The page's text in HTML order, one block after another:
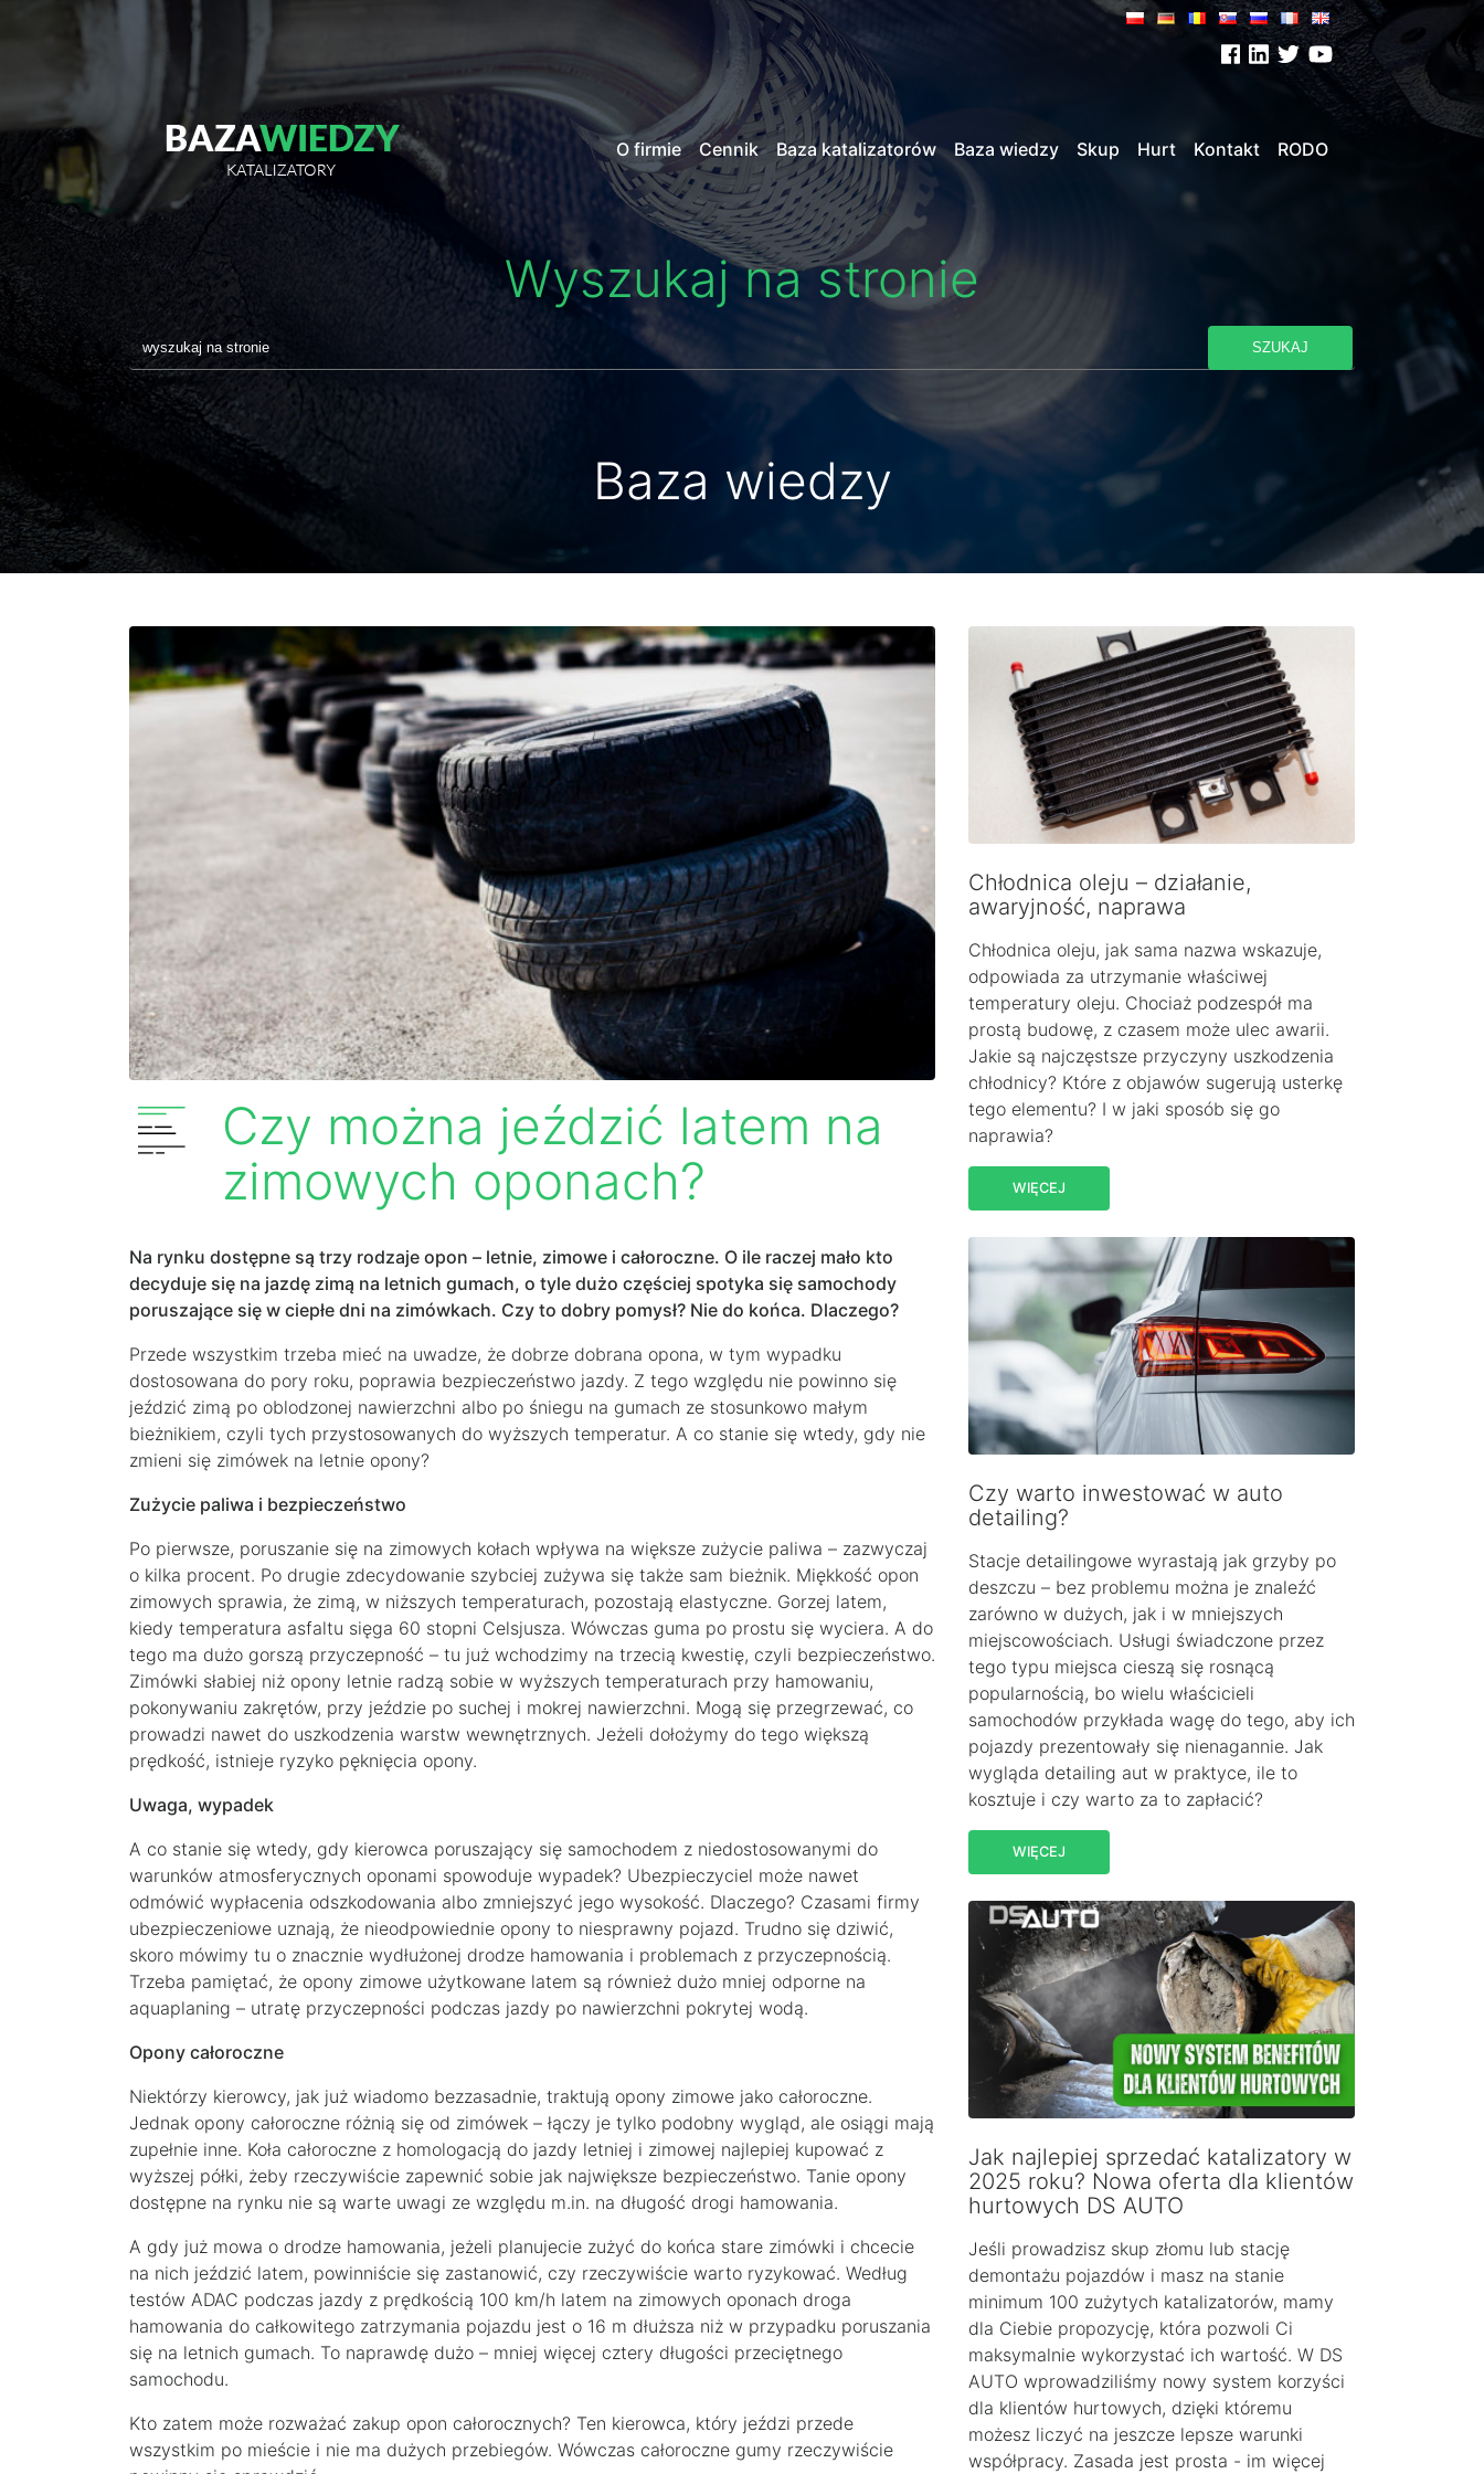
O firmie Cennik Baza katalizatorów Baza wiedzy Skup Hurt Kontakt RODO
Wyszukaj na stronie
SZUKAJ
Baza wiedzy
Czy można jeździć latem na
zimowych oponach?
Na rynku dostępne są trzy rodzaje opon – letnie, zimowe i całoroczne. O ile raczej mało kto
decyduje się na jazdę zimą na letnich gumach, o tyle dużo częściej spotyka się samochody
poruszające się w ciepłe dni na zimówkach. Czy to dobry pomysł? Nie do końca. Dlaczego?
Przede wszystkim trzeba mieć na uwadze, że dobrze dobrana opona, w tym wypadku
dostosowana do pory roku, poprawia bezpieczeństwo jazdy. Z tego względu nie powinno się
jeździć zimą po oblodzonej nawierzchni albo po śniegu na gumach ze stosunkowo małym
bieżnikiem, czyli tych przystosowanych do wyższych temperatur. A co stanie się wtedy, gdy nie
zmieni się zimówek na letnie opony?
Zużycie paliwa i bezpieczeństwo
Po pierwsze, poruszanie się na zimowych kołach wpływa na większe zużycie paliwa – zazwyczaj
o kilka procent. Po drugie zdecydowanie szybciej zużywa się także sam bieżnik. Miękkość opon
zimowych sprawia, że zimą, w niższych temperaturach, pozostają elastyczne. Gorzej latem,
kiedy temperatura asfaltu sięga 60 stopni Celsjusza. Wówczas guma po prostu się wyciera. A do
tego ma dużo gorszą przyczepność – tu już wchodzimy na trzecią kwestię, czyli bezpieczeństwo.
Zimówki słabiej niż opony letnie radzą sobie w wyższych temperaturach przy hamowaniu,
pokonywaniu zakrętów, przy jeździe po suchej i mokrej nawierzchni. Mogą się przegrzewać, co
prowadzi nawet do uszkodzenia warstw wewnętrznych. Jeżeli dołożymy do tego większą
prędkość, istnieje ryzyko pęknięcia opony.
Uwaga, wypadek
A co stanie się wtedy, gdy kierowca poruszający się samochodem z niedostosowanymi do
warunków atmosferycznych oponami spowoduje wypadek? Ubezpieczyciel może nawet
odmówić wypłacenia odszkodowania albo zmniejszyć jego wysokość. Dlaczego? Czasami firmy
ubezpieczeniowe uznają, że nieodpowiednie opony to niesprawny pojazd. Trudno się dziwić,
skoro mówimy tu o znacznie wydłużonej drodze hamowania i problemach z przyczepnością.
Trzeba pamiętać, że opony zimowe użytkowane latem są również dużo mniej odporne na
aquaplaning – utratę przyczepności podczas jazdy po nawierzchni pokrytej wodą.
Opony całoroczne
Niektórzy kierowcy, jak już wiadomo bezzasadnie, traktują opony zimowe jako całoroczne.
Jednak opony całoroczne różnią się od zimówek – łączy je tylko podobny wygląd, ale osiągi mają
zupełnie inne. Koła całoroczne z homologacją do jazdy letniej i zimowej najlepiej kupować z
wyższej półki, żeby rzeczywiście zapewnić sobie jak największe bezpieczeństwo. Tanie opony
dostępne na rynku nie są warte uwagi ze względu m.in. na długość drogi hamowania.
A gdy już mowa o drodze hamowania, jeżeli planujecie zużyć do końca stare zimówki i chcecie
na nich jeździć latem, powinniście się zastanowić, czy rzeczywiście warto ryzykować. Według
testów ADAC podczas jazdy z prędkością 100 km/h latem na zimowych oponach droga
hamowania do całkowitego zatrzymania pojazdu jest o 16 m dłuższa niż w przypadku poruszania
się na letnich gumach. To naprawdę dużo – mniej więcej cztery długości przeciętnego
samochodu.
Kto zatem może rozważać zakup opon całorocznych? Ten kierowca, który jeździ przede
wszystkim po mieście i nie ma dużych przebiegów. Wówczas całoroczne gumy rzeczywiście
Chłodnica oleju – działanie,
awaryjność, naprawa
Chłodnica oleju, jak sama nazwa wskazuje,
odpowiada za utrzymanie właściwej
temperatury oleju. Chociaż podzespół ma
prostą budowę, z czasem może ulec awarii.
Jakie są najczęstsze przyczyny uszkodzenia
chłodnicy? Które z objawów sugerują usterkę
tego elementu? I w jaki sposób się go
naprawia?
WIĘCEJ
Czy warto inwestować w auto
detailing?
Stacje detailingowe wyrastają jak grzyby po
deszczu – bez problemu można je znaleźć
zarówno w dużych, jak i w mniejszych
miejscowościach. Usługi świadczone przez
tego typu miejsca cieszą się rosnącą
popularnością, bo wielu właścicieli
samochodów przykłada wagę do tego, aby ich
pojazdy prezentowały się nienagannie. Jak
wygląda detailing aut w praktyce, ile to
kosztuje i czy warto za to zapłacić?
WIĘCEJ
Jak najlepiej sprzedać katalizatory w
2025 roku? Nowa oferta dla klientów
hurtowych DS AUTO
Jeśli prowadzisz skup złomu lub stację
demontażu pojazdów i masz na stanie
minimum 100 zużytych katalizatorów, mamy
dla Ciebie propozycję, która pozwoli Ci
maksymalnie wykorzystać ich wartość. W DS
AUTO wprowadziliśmy nowy system korzyści
dla klientów hurtowych, dzięki któremu
możesz liczyć na jeszcze lepsze warunki
współpracy. Zasada jest prosta - im więcej